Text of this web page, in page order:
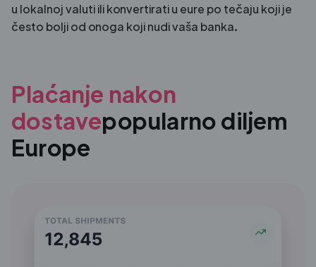
u lokalnoj valuti ili konvertirati u eure po tečaju koji je
često bolji od onoga koji nudi vaša banka.
Plaćanje nakon
dostavepopularno diljem
Europe